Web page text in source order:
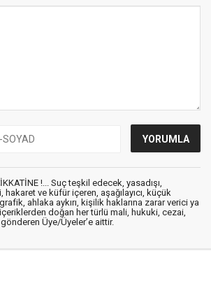
!... Suç teşkil edecek, yasadışı,
ve küfür içeren, aşağılayıcı, küçük
ahlaka aykırı, kişilik haklarına zarar verici ya
doğan her türlü mali, hukuki, cezai,
Üye/Üyeler’e aittir.